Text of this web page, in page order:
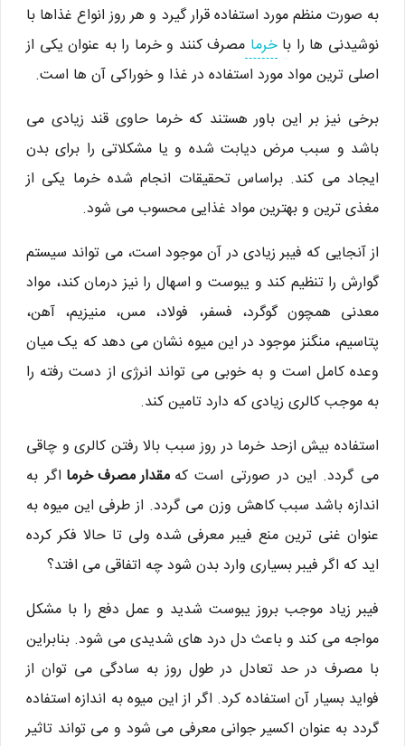
به صورت منظم مورد استفاده قرار گیرد و هر روز انواع غذاها با
نوشیدنی ها را باخرما مصرف کنند و خرما را به عنوان یکی از
اصلی ترین مواد مورد استفاده در غذا و خوراکی آن ها است.
برخی نیز بر این باور هستند که خرما حاوی قند زیادی می
باشد و سبب مرض دیابت شده و یا مشکلاتی را برای بدن
ایجاد می کند. براساس تحقیقات انجام شده خرما یکی از
مغذی ترین و بهترین مواد غذایی محسوب می شود.
از آنجایی که فیبر زیادی در آن موجود است، می تواند سیستم
گوارش را تنظیم کند و یبوست و اسهال را نیز درمان کند، مواد
معدنی همچون گوگرد، فسفر، فولاد، مس، منیزیم، آهن،
پتاسیم، منگنز موجود در این میوه نشان می دهد که یک میان
وعده کامل است و به خوبی می تواند انرژی از دست رفته را
به موجب کالری زیادی که دارد تامین کند.
استفاده بیش ازحد خرما در روز سبب بالا رفتن کالری و چاقی
می گردد. این در صورتی است که مقدار مصرف خرما اگر به
اندازه باشد سبب کاهش وزن می گردد. از طرفی این میوه به
عنوان غنی ترین منع فیبر معرفی شده ولی تا حالا فکر کرده
اید که اگر فیبر بسیاری وارد بدن شود چه اتفاقی می افتد؟
فیبر زیاد موجب بروز یبوست شدید و عمل دفع را با مشکل
مواجه می کند و باعث دل درد های شدیدی می شود. بنابراین
با مصرف در حد تعادل در طول روز به سادگی می توان از
فواید بسیار آن استفاده کرد. اگر از این میوه به اندازه استفاده
گردد به عنوان اکسیر جوانی معرفی می شود و می تواند تاثیر